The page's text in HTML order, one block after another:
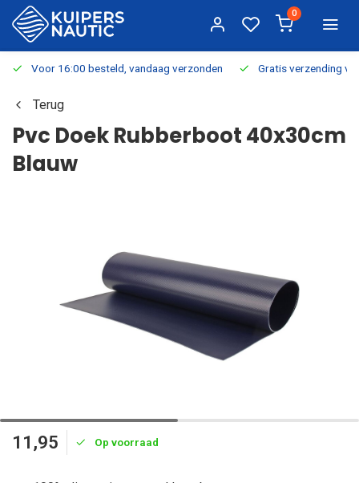
0
Voor 16:00 besteld, vandaag verzonden Gratis verzending
Terug
Pvc Doek Rubberboot 40x30cm
Blauw
11,95 Op voorraad